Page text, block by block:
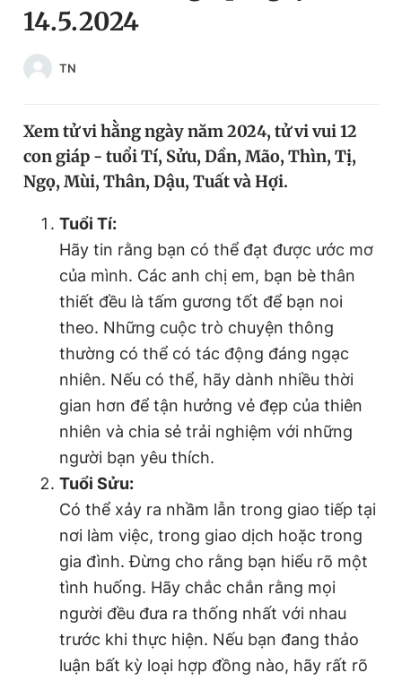
Chuyên mục khác
Chào ngày mới
Tin thị trường
Video Magazine
Tiện ích Bạn cần biết
Thông tin tòa soạn Liên hệ quảng cáo
Đọc Thanh Niên trên điện thoại
Theo dõi báo trên
0906 645 777
Liên hệ quảng cáo
0908 780 404
14.5.2024
TN
Xem tử vi hằng ngày năm 2024, tử vi vui 12
con giáp - tuổi Tí, Sửu, Dần, Mão, Thìn, Tị,
Ngọ, Mùi, Thân, Dậu, Tuất và Hợi.
Tuổi Tí:
Hãy tin rằng bạn có thể đạt được ước mơ
của mình. Các anh chị em, bạn bè thân
thiết đều là tấm gương tốt để bạn noi
theo. Những cuộc trò chuyện thông
thường có thể có tác động đáng ngạc
nhiên. Nếu có thể, hãy dành nhiều thời
gian hơn để tận hưởng vẻ đẹp của thiên
nhiên và chia sẻ trải nghiệm với những
người bạn yêu thích.
Tuổi Sửu:
Có thể xảy ra nhầm lẫn trong giao tiếp tại
nơi làm việc, trong giao dịch hoặc trong
gia đình. Đừng cho rằng bạn hiểu rõ một
tình huống. Hãy chắc chắn rằng mọi
người đều đưa ra thống nhất với nhau
trước khi thực hiện. Nếu bạn đang thảo
luận bất kỳ loại hợp đồng nào, hãy rất rõ